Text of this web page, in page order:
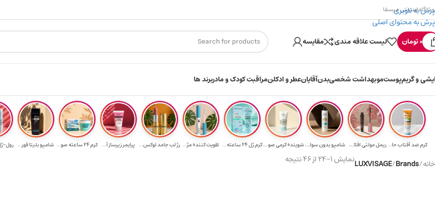
پرش به ناوبری
پرش به محتوای اصلی
ارسال رایگان برای خرید ۳.۵ میلیون به یالا ۳۰۰ میسکوین (۳۰ هزار تومن) هدیه خرید اول
اینترنتی میسفا
0تومان لیست علاقه مندی مقایسه
و گریمپوستموبهداشت شخصیبدنآقایانعطر و ادکلنمراقبت کودک و مادربرند ها
کرم ضد آفتاب حا... ریمل مولتی افکت... شامپو بدون سولف... شوینده کرمی صور...کرم ژل ۲۴ ساعته... تقویت‌ کننده مژ... رژ لب جامد لوکس... پرایمر زیرساز آ... کرم 24 ساعته صو... شامپو بلیتا فور... رول-
خانه/
Brands
/
LUXVISAGEنمایش 1–24 از 46 نتیجه